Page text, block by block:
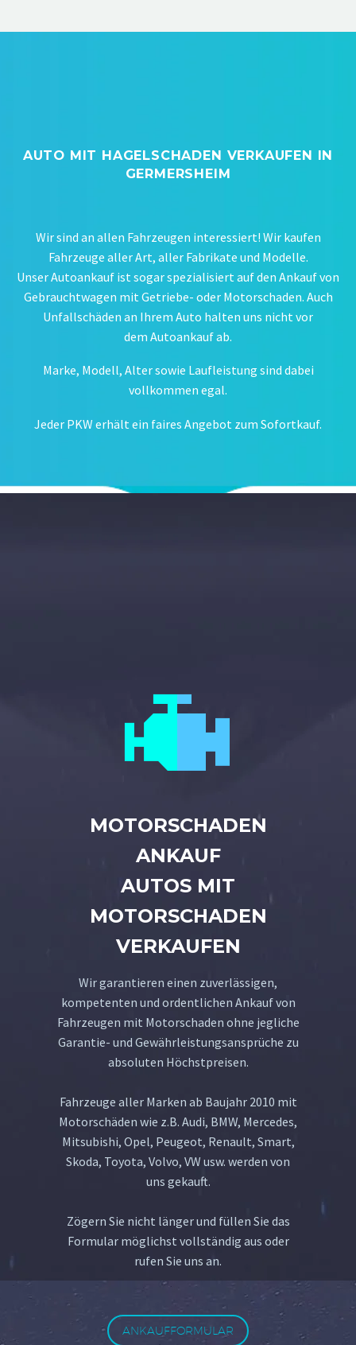
AUTO MIT HAGELSCHADEN VERKAUFEN IN
GERMERSHEIM
Wir sind an allen Fahrzeugen interessiert! Wir kaufen
Fahrzeuge aller Art, aller Fabrikate und Modelle.
Unser Autoankauf ist sogar spezialisiert auf den Ankauf von
Gebrauchtwagen mit Getriebe- oder Motorschaden. Auch
Unfallschäden an Ihrem Auto halten uns nicht vor
dem Autoankauf ab.
Marke, Modell, Alter sowie Laufleistung sind dabei
vollkommen egal.
Jeder PKW erhält ein faires Angebot zum Sofortkauf.


MOTORSCHADEN
ANKAUF
AUTOS MIT
MOTORSCHADEN
VERKAUFEN
Wir garantieren einen zuverlässigen,
kompetenten und ordentlichen Ankauf von
Fahrzeugen mit Motorschaden ohne jegliche
Garantie- und Gewährleistungsansprüche zu
absoluten Höchstpreisen.
Fahrzeuge aller Marken ab Baujahr 2010 mit
Motorschäden wie z.B. Audi, BMW, Mercedes,
Mitsubishi, Opel, Peugeot, Renault, Smart,
Skoda, Toyota, Volvo, VW usw. werden von
uns gekauft.
Zögern Sie nicht länger und füllen Sie das
Formular möglichst vollständig aus oder
rufen Sie uns an.
ANKAUFFORMULAR